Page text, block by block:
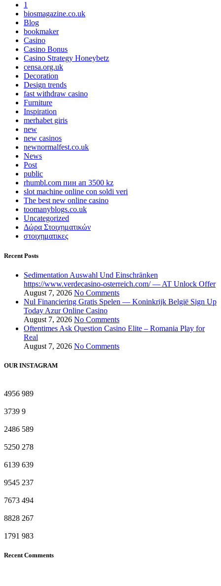
1
biosmagazine.co.uk
Blog
bookmaker
Casino
Casino Bonus
Casino Strategy Honeybetz
censa.org.uk
Decoration
Design trends
fast withdraw casino
Furniture
Inspiration
merhabet giris
new
new casinos
newnormalfest.co.uk
News
Post
public
rhumbl.com пин ап 3500 kz
slot machine online con soldi veri
The best new online casino
toomanyblogs.co.uk
Uncategorized
Δώρα Στοιχηματικών
στοιχηματικες
Recent Posts
Sedimentation Auswahl Und Einschränken
https://www.verdecasino-osterreich.com/ — AT Unlock Offer
August 7, 2026 No Comments
Nul Financiering Gratis Spelen — Koninkrijk België Sign Up
Today Azur Online Casino
August 7, 2026 No Comments
Oftentimes Ask Question Casino Elite – Romania Play for
Real
August 7, 2026 No Comments
OUR INSTAGRAM
4956 989
3739 9
2486 589
5250 278
6139 639
9545 237
7673 494
8828 267
1791 983
Recent Comments